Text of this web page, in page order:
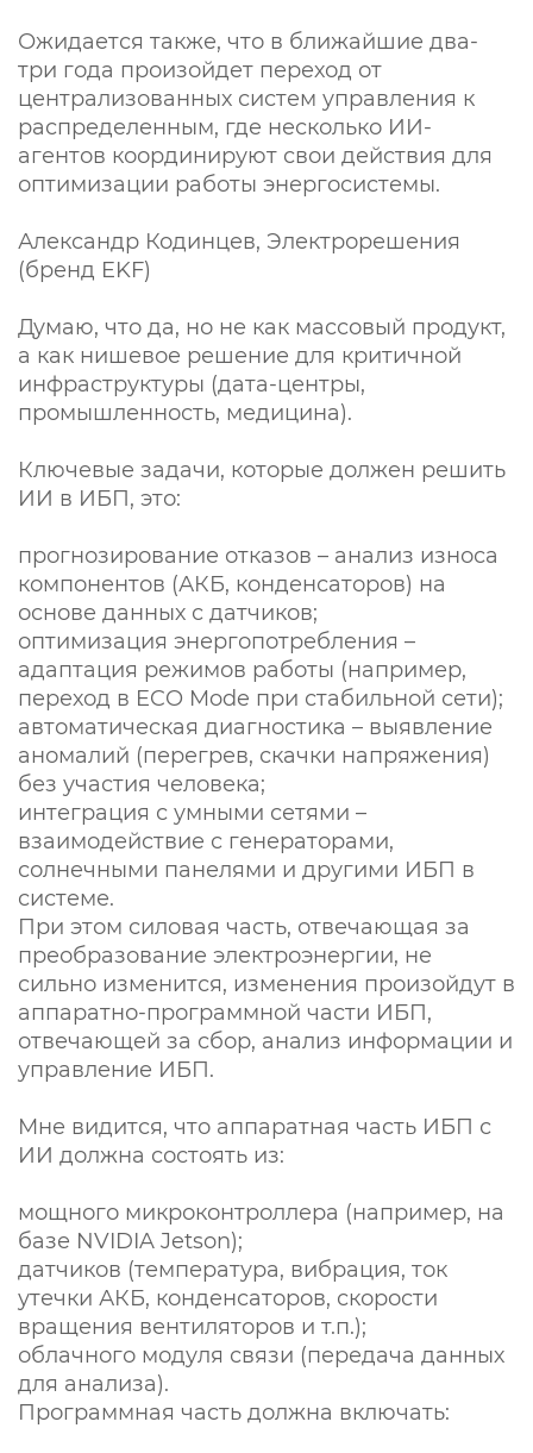
Ожидается также, что в ближайшие два-
три года произойдет переход от
централизованных систем управления к
распределенным, где несколько ИИ-
агентов координируют свои действия для
оптимизации работы энергосистемы.
Александр Кодинцев, Электрорешения
(бренд EKF)
Думаю, что да, но не как массовый продукт,
а как нишевое решение для критичной
инфраструктуры (дата-центры,
промышленность, медицина).
Ключевые задачи, которые должен решить
ИИ в ИБП, это:
прогнозирование отказов – анализ износа
компонентов (АКБ, конденсаторов) на
основе данных с датчиков;
оптимизация энергопотребления –
адаптация режимов работы (например,
переход в ECO Mode при стабильной сети);
автоматическая диагностика – выявление
аномалий (перегрев, скачки напряжения)
без участия человека;
интеграция с умными сетями –
взаимодействие с генераторами,
солнечными панелями и другими ИБП в
системе.
При этом силовая часть, отвечающая за
преобразование электроэнергии, не
сильно изменится, изменения произойдут в
аппаратно-программной части ИБП,
отвечающей за сбор, анализ информации и
управление ИБП.
Мне видится, что аппаратная часть ИБП с
ИИ должна состоять из:
мощного микроконтроллера (например, на
базе NVIDIA Jetson);
датчиков (температура, вибрация, ток
утечки АКБ, конденсаторов, скорости
вращения вентиляторов и т.п.);
облачного модуля связи (передача данных
для анализа).
Программная часть должна включать: